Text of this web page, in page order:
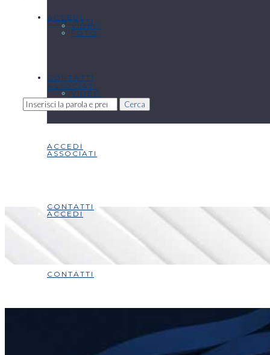
ACCEDI
CONTATTI
CONTATTI
Cerca
VIDEO
ASSOCIATI
ACCEDI
CONTATTI
FOTO
VIDEO
ASSOCIATI
ACCEDI
CONTATTI